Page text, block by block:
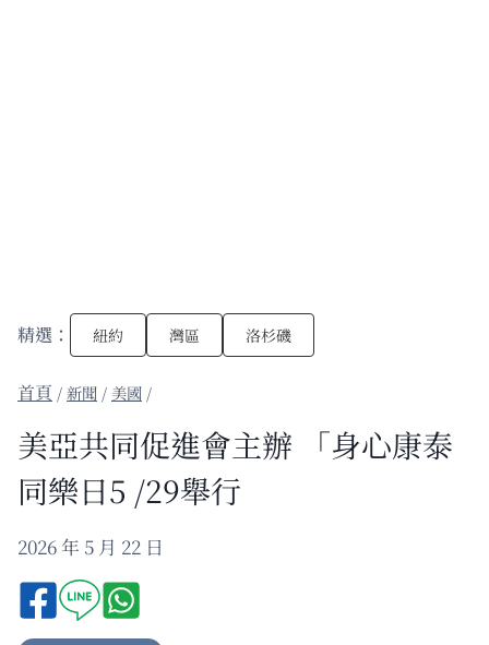
精選： 紐約 灣區 洛杉磯
/新聞 / 美國 /
美亞共同促進會主辦 「身心康泰
同樂日5 /29舉行
2026 年 5 月 22 日